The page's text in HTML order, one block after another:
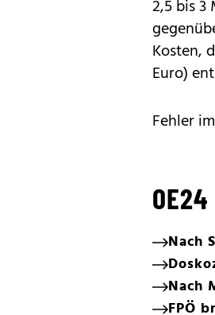
2,5 bis
Kosten,
Euro)
Fehler
OE24
Nach
Nach
FPÖ